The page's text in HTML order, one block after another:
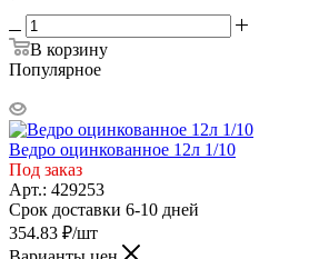
В корзину
Популярное
Ведро оцинкованное 12л 1/10
Под заказ
Арт.: 429253
Срок доставки 6-10 дней
354.83 ₽/шт